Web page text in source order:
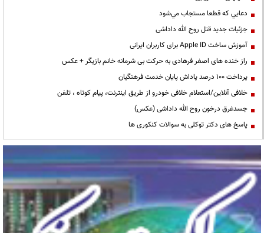
دعايي كه قطعا مستجاب مي‌شود
جزئیات جدید قتل روح الله داداشی
آموزش ساخت Apple ID برای کاربران ایرانی
راز خنده های اصغر فرهادی به حرکت بی شرمانه خانم بازیگر + عکس
پرداخت ۱۰۰ درصد پاداش پایان خدمت فرهنگیان
خلافی آنلاین/استعلام خلافی خودرو از طریق اینترنت، پیام کوتاه ، تلفن
جسدغرق درخون روح الله داداشی (عکس)
پاسخ های دکتر توکلی به سوالات کنکوری ها